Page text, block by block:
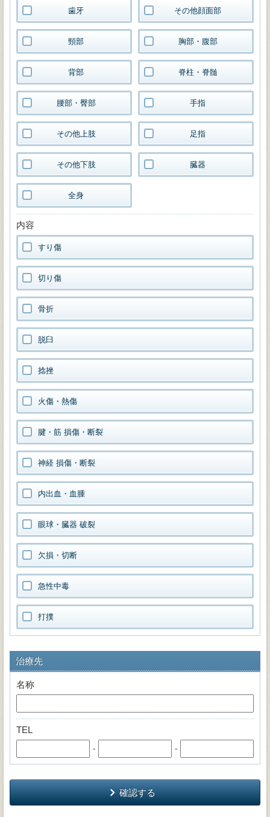
歯牙 その他顔面部
頸部 胸部・腹部
背部 脊柱・脊髄
腰部・臀部 手指
その他上肢 足指
その他下肢 臓器
全身
内容
すり傷
切り傷
骨折
脱臼
捻挫
火傷・熱傷
腱・筋 損傷・断裂
神経 損傷・断裂
内出血・血腫
眼球・臓器 破裂
欠損・切断
急性中毒
打撲
治療先
名称
TEL
- -
確認する